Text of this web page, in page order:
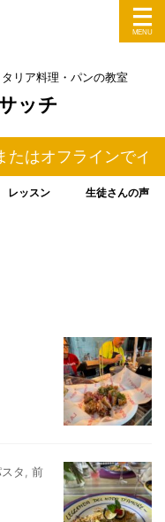
リア料理・パンの教室
ッチ
はオフラインでイ
レッスン 生徒さんの声
タ
前